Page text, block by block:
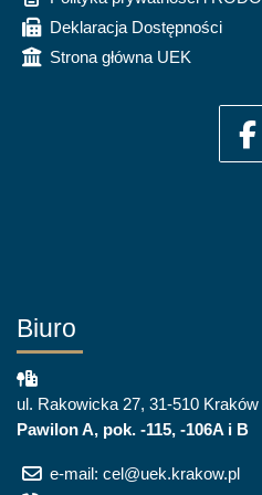
Deklaracja Dostępności
Strona główna UEK
Biuro
ul. Rakowicka 27, 31-510 Kraków
Pawilon A, pok. -115, -106A i B
e-mail: cel@uek.krakow.pl